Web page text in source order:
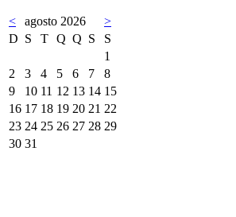
< agosto 2026
>
D S T Q Q S
S
1
2
3 4 5 6 7
8
9
10 11 12 13 14 15
16 17 18 19 20 21 22
23 24 25 26 27 28 29
30 31